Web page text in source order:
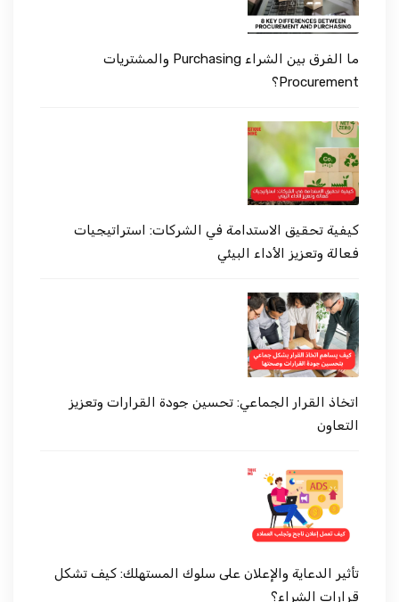
ما الفرق بين الشراء Purchasing والمشتريات
Procurement؟
كيفية تحقيق الاستدامة في الشركات: استراتيجيات
فعالة وتعزيز الأداء البيئي
اتخاذ القرار الجماعي: تحسين جودة القرارات وتعزيز
التعاون
تأثير الدعاية والإعلان على سلوك المستهلك: كيف تشكل
قرارات الشراء؟